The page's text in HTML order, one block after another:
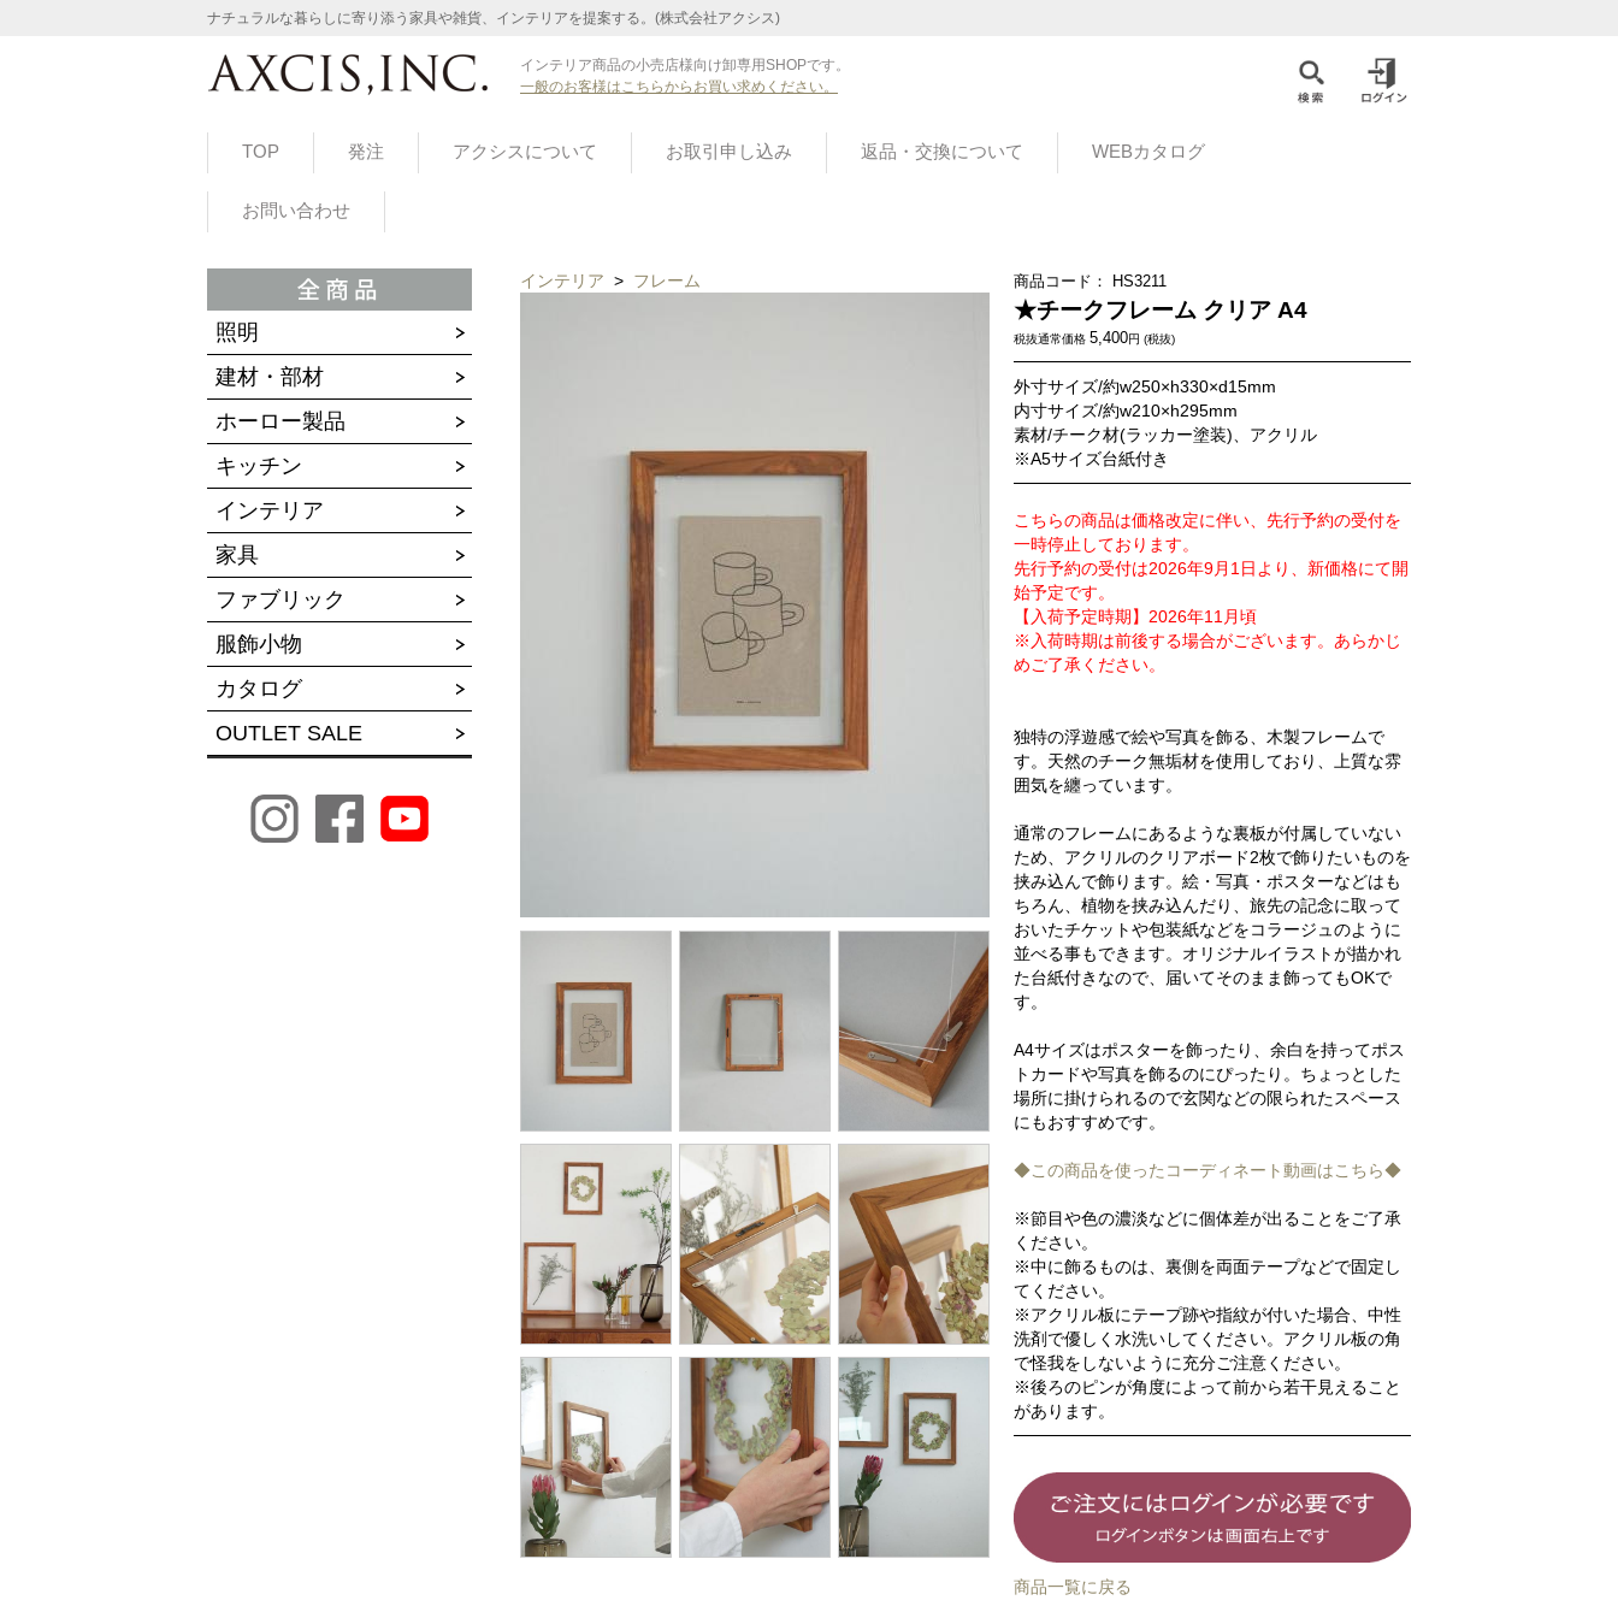
ナチュラルな暮らしに寄り添う家具や雑貨、インテリアを提案する。(株式会社アクシス)
インテリア商品の小売店様向け卸専用SHOPです。
一般のお客様はこちらからお買い求めください。
TOP 発注 アクシスについて お取引申し込み 返品・交換について WEBカタログ
お問い合わせ
照明
建材・部材
ホーロー製品
キッチン
インテリア
家具
ファブリック
服飾小物
カタログ
OUTLET SALE
インテリア > フレーム 商品コード： HS3211
★チークフレーム クリア A4
税抜通常価格 5,400円 (税抜)
外寸サイズ/約w250×h330×d15mm
内寸サイズ/約w210×h295mm
素材/チーク材(ラッカー塗装)、アクリル
※A5サイズ台紙付き
こちらの商品は価格改定に伴い、先行予約の受付を
一時停止しております。
先行予約の受付は2026年9月1日より、新価格にて開
始予定です。
【入荷予定時期】2026年11月頃
※入荷時期は前後する場合がございます。あらかじ
めご了承ください。
独特の浮遊感で絵や写真を飾る、木製フレームで
す。天然のチーク無垢材を使用しており、上質な雰
囲気を纏っています。
通常のフレームにあるような裏板が付属していない
ため、アクリルのクリアボード2枚で飾りたいものを
挟み込んで飾ります。絵・写真・ポスターなどはも
ちろん、植物を挟み込んだり、旅先の記念に取って
おいたチケットや包装紙などをコラージュのように
並べる事もできます。オリジナルイラストが描かれ
た台紙付きなので、届いてそのまま飾ってもOKで
す。
A4サイズはポスターを飾ったり、余白を持ってポス
トカードや写真を飾るのにぴったり。ちょっとした
場所に掛けられるので玄関などの限られたスペース
にもおすすめです。
◆この商品を使ったコーディネート動画はこちら◆
※節目や色の濃淡などに個体差が出ることをご了承
ください。
※中に飾るものは、裏側を両面テープなどで固定し
てください。
※アクリル板にテープ跡や指紋が付いた場合、中性
洗剤で優しく水洗いしてください。アクリル板の角
で怪我をしないように充分ご注意ください。
※後ろのピンが角度によって前から若干見えること
があります。
商品一覧に戻る